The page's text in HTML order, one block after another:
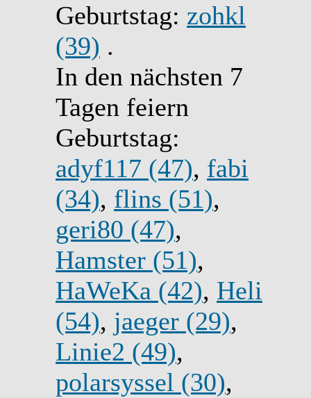
Geburtstag: zohkl
(39) .
In den nächsten 7
Tagen feiern
Geburtstag:
adyf117 (47), fabi
(34), flins (51),
geri80 (47),
Hamster (51),
HaWeKa (42), Heli
(54), jaeger (29),
Linie2 (49),
polarsyssel (30),